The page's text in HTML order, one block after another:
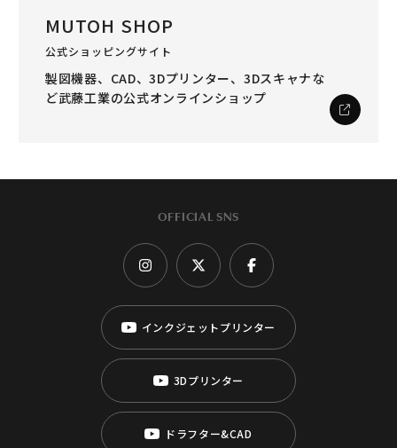
MUTOH SHOP
公式ショッピングサイト
製図機器、CAD、3Dプリンター、3Dスキャナな
ど武藤工業の公式オンラインショップ
OFFICIAL SNS
インクジェットプリンター
3Dプリンター
ドラフター&CAD